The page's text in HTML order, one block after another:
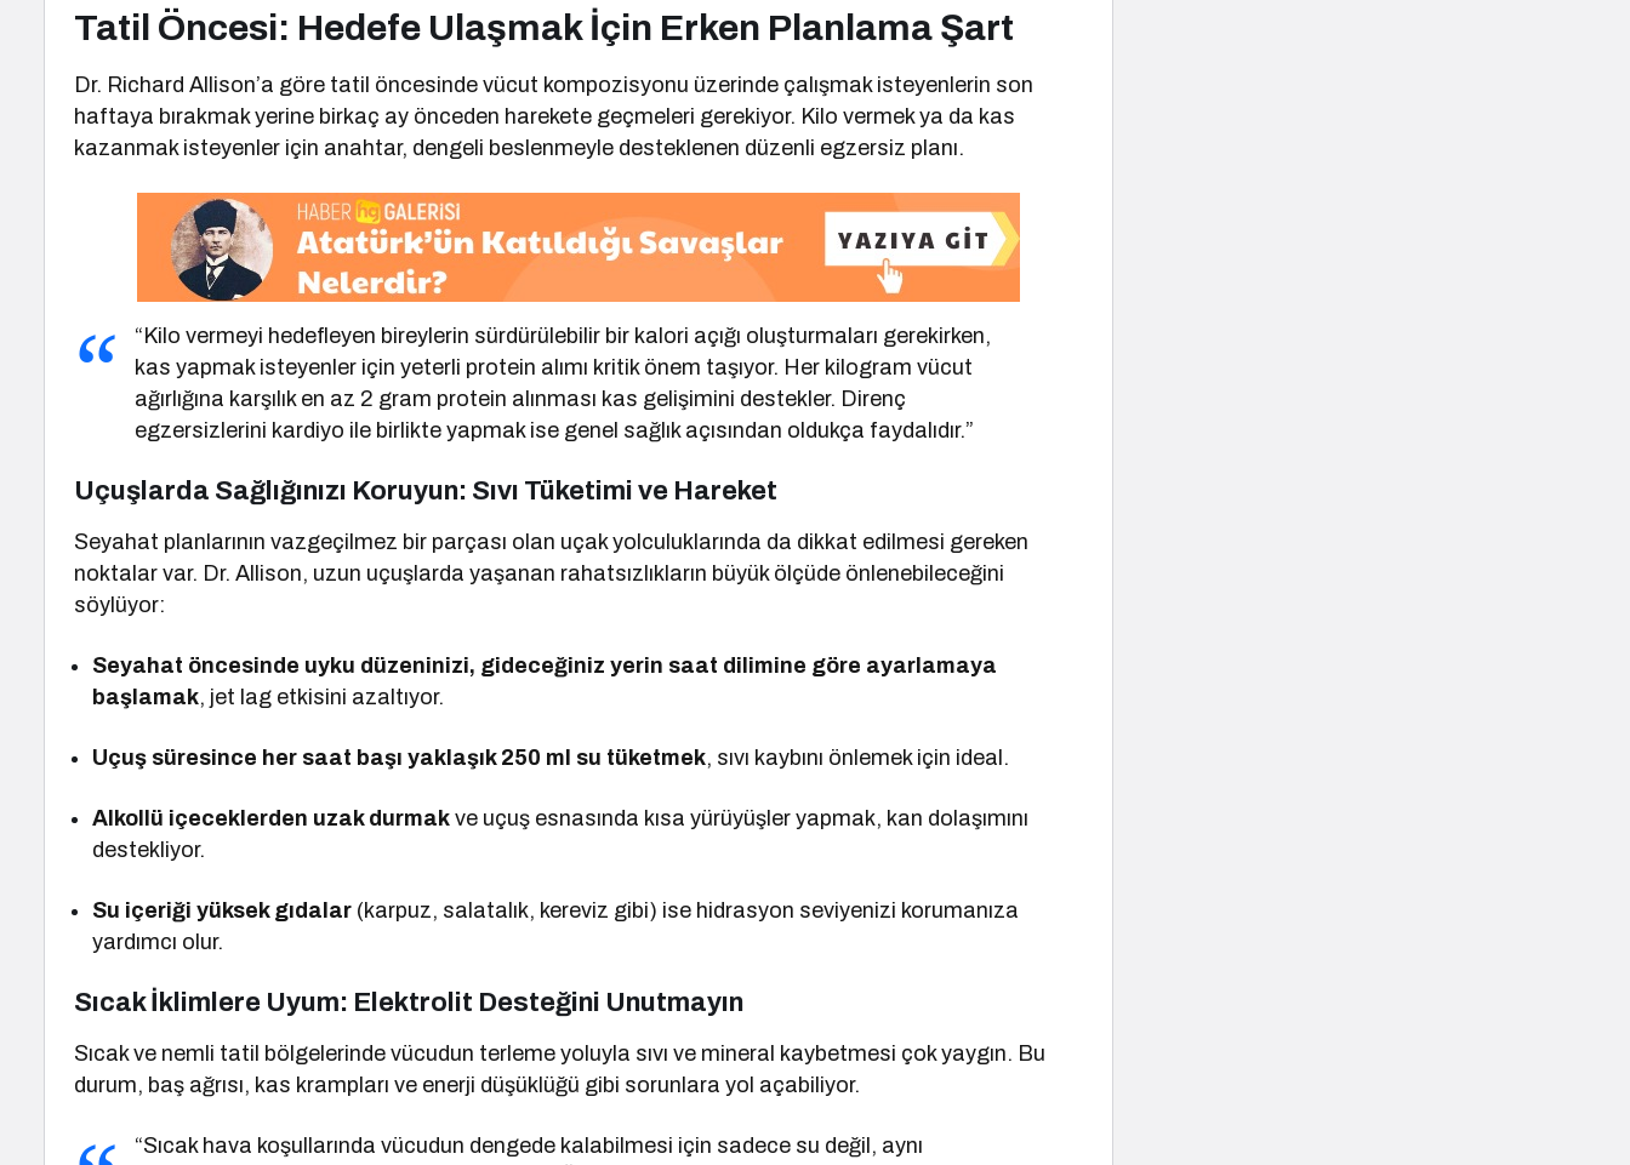
Tatil Öncesi: Hedefe Ulaşmak İçin Erken Planlama Şart
Dr. Richard Allison’a göre tatil öncesinde vücut kompozisyonu üzerinde çalışmak isteyenlerin son
haftaya bırakmak yerine birkaç ay önceden harekete geçmeleri gerekiyor. Kilo vermek ya da kas
kazanmak isteyenler için anahtar, dengeli beslenmeyle desteklenen düzenli egzersiz planı.
“Kilo vermeyi hedefleyen bireylerin sürdürülebilir bir kalori açığı oluşturmaları gerekirken,
kas yapmak isteyenler için yeterli protein alımı kritik önem taşıyor. Her kilogram vücut
ağırlığına karşılık en az 2 gram protein alınması kas gelişimini destekler. Direnç
egzersizlerini kardiyo ile birlikte yapmak ise genel sağlık açısından oldukça faydalıdır.”
Uçuşlarda Sağlığınızı Koruyun: Sıvı Tüketimi ve Hareket
Seyahat planlarının vazgeçilmez bir parçası olan uçak yolculuklarında da dikkat edilmesi gereken
noktalar var. Dr. Allison, uzun uçuşlarda yaşanan rahatsızlıkların büyük ölçüde önlenebileceğini
söylüyor:
Seyahat öncesinde uyku düzeninizi, gideceğiniz yerin saat dilimine göre ayarlamaya
başlamak, jet lag etkisini azaltıyor.
Uçuş süresince her saat başı yaklaşık 250 ml su tüketmek, sıvı kaybını önlemek için ideal.
Alkollü içeceklerden uzak durmak ve uçuş esnasında kısa yürüyüşler yapmak, kan dolaşımını
destekliyor.
Su içeriği yüksek gıdalar (karpuz, salatalık, kereviz gibi) ise hidrasyon seviyenizi korumanıza
yardımcı olur.
Sıcak İklimlere Uyum: Elektrolit Desteğini Unutmayın
Sıcak ve nemli tatil bölgelerinde vücudun terleme yoluyla sıvı ve mineral kaybetmesi çok yaygın. Bu
durum, baş ağrısı, kas krampları ve enerji düşüklüğü gibi sorunlara yol açabiliyor.
“Sıcak hava koşullarında vücudun dengede kalabilmesi için sadece su değil, aynı